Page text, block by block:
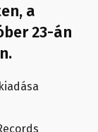
a
23-án